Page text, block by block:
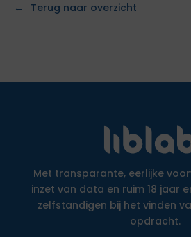
Terug naar overzicht
Met transparante, eerlijke
inzet van data en ruim 18 jaar
zelfstandigen bij het vinden
opdracht.